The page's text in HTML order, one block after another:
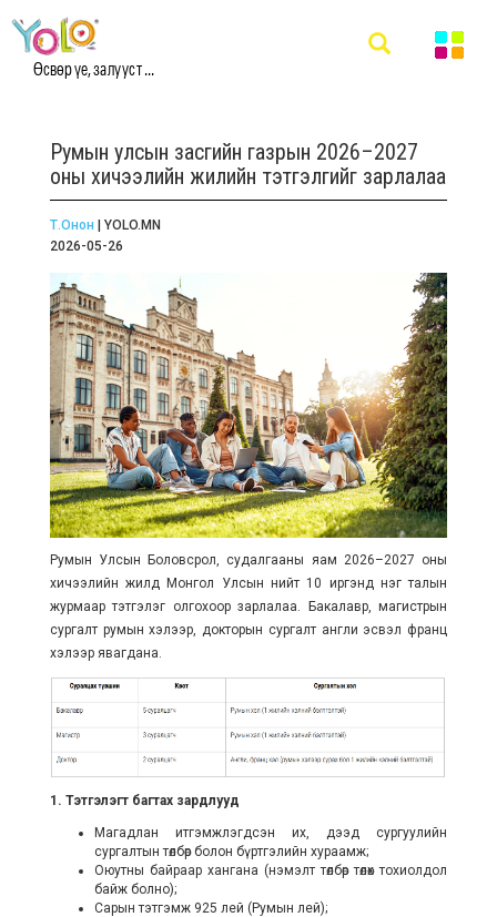
Өсвөр үе, залууст ...
Румын улсын засгийн газрын 2026–2027
оны хичээлийн жилийн тэтгэлгийг зарлалаа
Т.Онон | YOLO.MN
2026-05-26
Румын Улсын Боловсрол, судалгааны яам 2026–2027 оны
хичээлийн жилд Монгол Улсын нийт 10 иргэнд нэг талын
журмаар тэтгэлэг олгохоор зарлалаа. Бакалавр, магистрын
сургалт румын хэлээр, докторын сургалт англи эсвэл франц
хэлээр явагдана.
1. Тэтгэлэгт багтах зардлууд
Магадлан итгэмжлэгдсэн их, дээд сургуулийн
сургалтын төлбөр болон бүртгэлийн хураамж;
Оюутны байраар хангана (нэмэлт төлбөр төлөх тохиолдол
байж болно);
Сарын тэтгэмж 925 лей (Румын лей);